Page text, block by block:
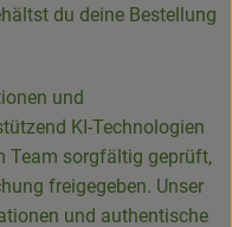
du deine Bestellung
und
KI-Technologien
Team sorgfältig geprüft,
freigegeben. Unser
und authentische